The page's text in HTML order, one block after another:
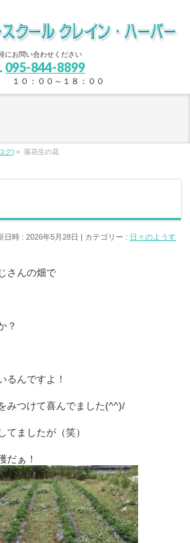
にお問い合わせください
095-844-8899
０：００～１８：００
グ) » 落花生の花
日時 : 2026年5月28日 カテゴリー : 日々のようす
さんの畑で
？
るんですよ！
みつけて喜んでました(^^)/
てましたが（笑）
だぁ！